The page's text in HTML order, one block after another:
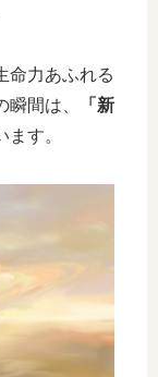
命力あふれる
間は、
「新
ます。